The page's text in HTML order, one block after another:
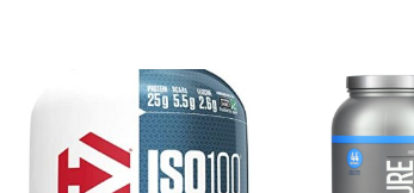
Agregar
a la
Lista de
deseos